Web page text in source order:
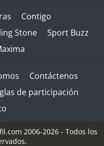
Contigo
Stone
Sport Buzz
Contáctenos
de participación
2006-2026 - Todos los